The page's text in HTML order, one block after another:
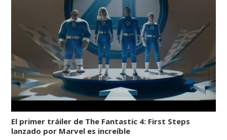
El primer tráiler de The Fantastic 4: First Steps
lanzado por Marvel es increíble